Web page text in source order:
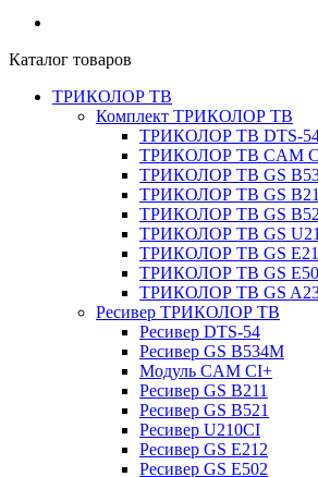
Каталог товаров
ТРИКОЛОР ТВ
Комплект ТРИКОЛОР ТВ
ТРИКОЛОР ТВ DTS-
ТРИКОЛОР ТВ CAM
ТРИКОЛОР ТВ GS
ТРИКОЛОР ТВ GS
ТРИКОЛОР ТВ GS
ТРИКОЛОР ТВ GS
ТРИКОЛОР ТВ GS
ТРИКОЛОР ТВ GS
ТРИКОЛОР ТВ GS
Ресивер ТРИКОЛОР ТВ
Ресивер DTS-54
Ресивер GS B534M
Модуль CAM CI+
Ресивер GS B211
Ресивер GS B521
Ресивер U210CI
Ресивер GS E212
Ресивер GS E502